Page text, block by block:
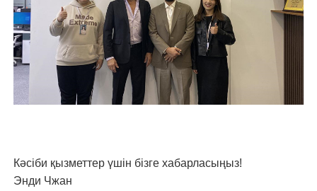
Кәсіби қызметтер үшін бізге хабарласыңыз!
Энди Чжан